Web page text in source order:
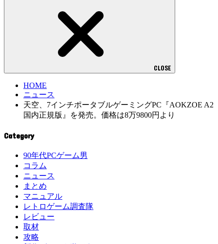
CLOSE
HOME
ニュース
天空、7インチポータブルゲーミングPC『AOKZOE A2
国内正規版』を発売。価格は8万9800円より
Category
90年代PCゲーム男
コラム
ニュース
まとめ
マニュアル
レトロゲーム調査隊
レビュー
取材
攻略